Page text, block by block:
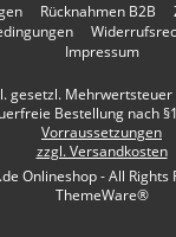
Rücknahmen B2B
Impressum
gesetzl. Mehrwertsteuer
Bestellung nach
Vorraussetzungen
zzgl. Versandkosten
Onlineshop - All Rights
ThemeWare®